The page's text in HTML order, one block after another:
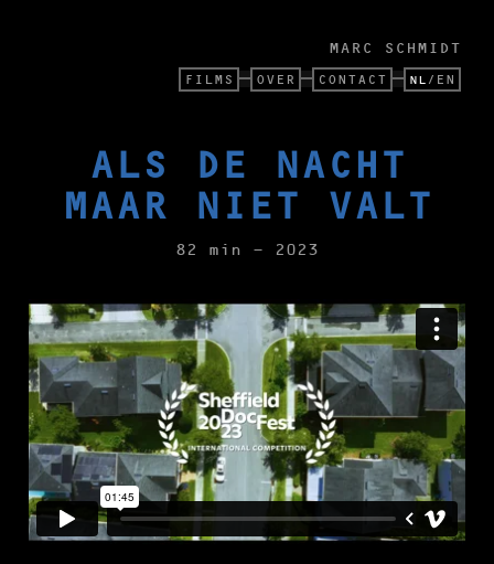
MARC SCHMIDT
FILMS OVER CONTACT NL / EN
ALS DE NACHT
MAAR NIET VALT
82 min - 2023